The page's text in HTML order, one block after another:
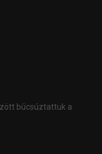
búcsúztattuk a